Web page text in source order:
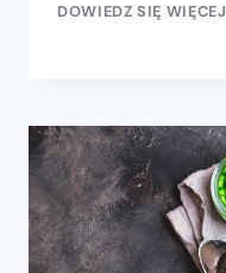
DOWIEDZ SIĘ WIĘCEJ